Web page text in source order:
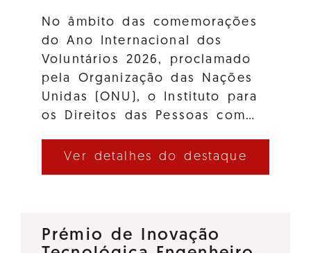
No âmbito das comemorações
do Ano Internacional dos
Voluntários 2026, proclamado
pela Organização das Nações
Unidas (ONU), o Instituto para
os Direitos das Pessoas com…
Ver detalhes do destaque
Prémio de Inovação